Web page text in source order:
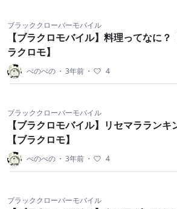
ブラッククローバーモバイル
【ブラクロモバイル】料理ってなに？
ラクロモ】
べのべの ・ 3年前 ・ 4
ブラッククローバーモバイル
【ブラクロモバイル】リセマラランキ
【ブラクロモ】
べのべの ・ 3年前 ・ 4
ブラッククローバーモバイル